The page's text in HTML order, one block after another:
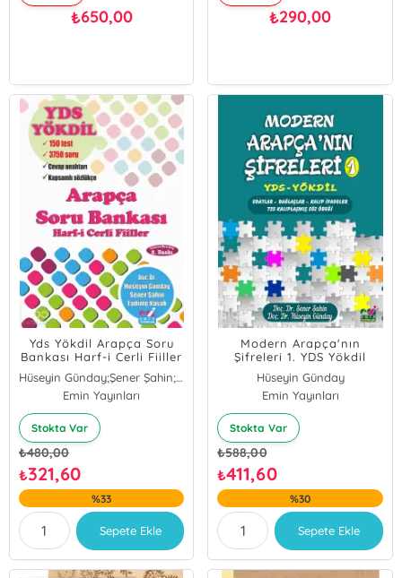
₺650,00 ₺290,00
Yds Yökdil Arapça Soru
Bankası Harf-i Cerli Fiiller
Hüseyin Günday;Şener Şahin;Fadime Kavak
Emin Yayınları
Stokta Var
₺480,00
₺321,60
%33
Sepete Ekle
Modern Arapça'nın
Şifreleri 1. YDS Yökdil
Hüseyin Günday
Şener Şahin
Emin Yayınları
Stokta Var
₺588,00
₺411,60
%30
Sepete Ekle